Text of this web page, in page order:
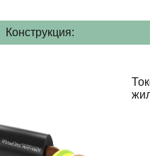
Конструкция: